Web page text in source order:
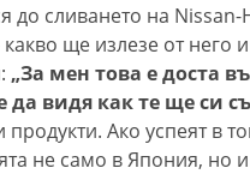
до сливането на
ще излезе от него и
„За мен това е доста
да видя как те ще си
продукти. Ако успеят в
не само в Япония, но и